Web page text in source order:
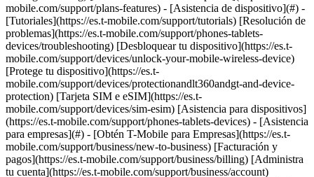
mobile.com/support/plans-features) - [Asistencia de dispositivo](#) -
[Tutoriales](https://es.t-mobile.com/support/tutorials) [Resolución de
problemas](https://es.t-mobile.com/support/phones-tablets-
devices/troubleshooting) [Desbloquear tu dispositivo](https://es.t-
mobile.com/support/devices/unlock-your-mobile-wireless-device)
[Protege tu dispositivo](https://es.t-
mobile.com/support/devices/protectionandlt360andgt-and-device-
protection) [Tarjeta SIM e eSIM](https://es.t-
mobile.com/support/devices/sim-esim) [Asistencia para dispositivos]
(https://es.t-mobile.com/support/phones-tablets-devices) - [Asistencia
para empresas](#) - [Obtén T-Mobile para Empresas](https://es.t-
mobile.com/support/business/new-to-business) [Facturación y
pagos](https://es.t-mobile.com/support/business/billing) [Administra
tu cuenta](https://es.t-mobile.com/support/business/account)